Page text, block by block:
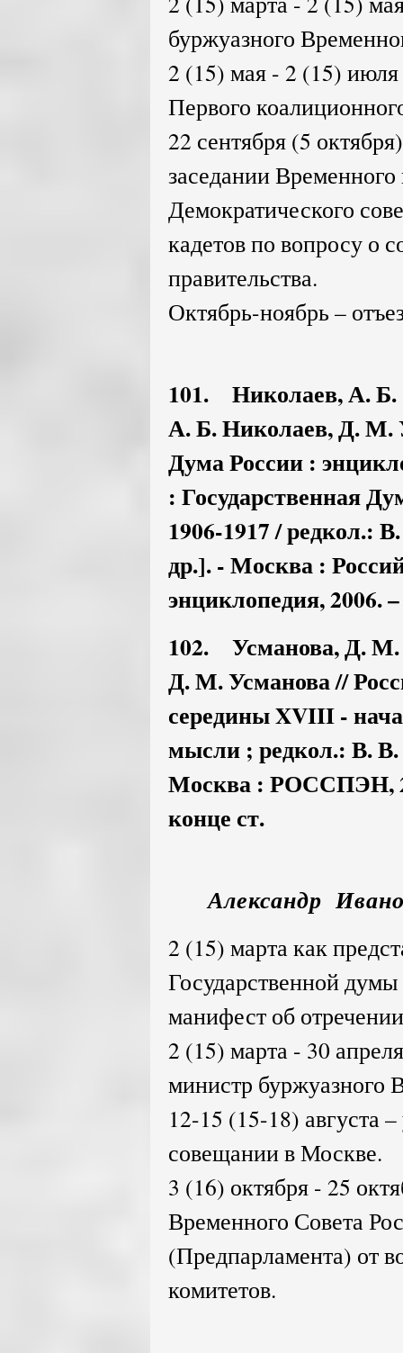
буржуазного
2 (15) мая - 2 (15) июля
Первого
22 сентября (5
заседании Временного
Демократического
кадетов по вопросу о
правительства.
Октябрь-ноябрь –
101. Николаев, А.
А. Б. Николаев, Д. М.
Дума России :
: Государственная
1906-1917 / редкол.:
др.]. - Москва :
энциклопедия, 2006.
102. Усманова, Д.
Д. М. Усманова //
середины XVIII -
мысли ; редкол.: В.
Москва : РОССПЭН,
конце ст.
Александр
2 (15) марта как
Государственной
манифест об
2 (15) марта - 30
министр буржуазного
12-15 (15-18) августа
совещании в Москве.
3 (16) октября - 25
Временного Совета
(Предпарламента) от
комитетов.